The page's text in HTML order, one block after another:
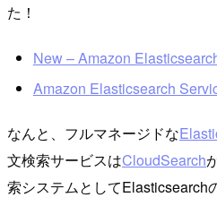
た！
New – Amazon
Amazon Elasticsearch
なんと、フルマネージドな
文検索サービスはCloudSearch
索システムとしてElasticsearch